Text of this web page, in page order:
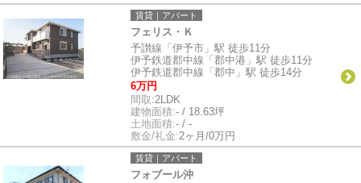
賃貸｜アパート
フェリス・Ｋ
予讃線「伊予市」駅 徒歩11分
伊予鉄道郡中線「郡中港」駅 徒歩11分
伊予鉄道郡中線「郡中」駅 徒歩14分
6万円
間取:2LDK
建物面積:- / 18.63坪
土地面積:- / -
敷金/礼金:2ヶ月/0万円
賃貸｜アパート
フォブール沖